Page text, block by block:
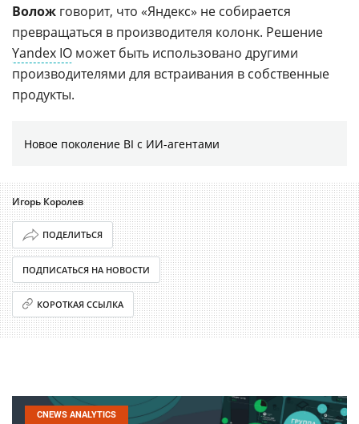
Волож говорит, что «Яндекс» не собирается
превращаться в производителя колонк. Решение
Yandex IO может быть использовано другими
производителями для встраивания в собственные
продукты.
Новое поколение BI с ИИ-агентами
Игорь Королев
ПОДЕЛИТЬСЯ
ПОДПИСАТЬСЯ НА НОВОСТИ
КОРОТКАЯ ССЫЛКА
CNEWS ANALYTICS